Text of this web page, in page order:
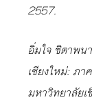
2557.
อิ่มใจ ชิตาพน
เชียงใหม่: ภ
มหาวิทยาลัย